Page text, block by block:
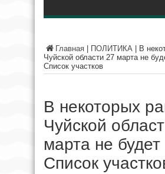
Главная ПОЛИТИКА
В
Чуйской области 27 марта не
Список участков
В некоторых
Чуйской
марта не будет
Список